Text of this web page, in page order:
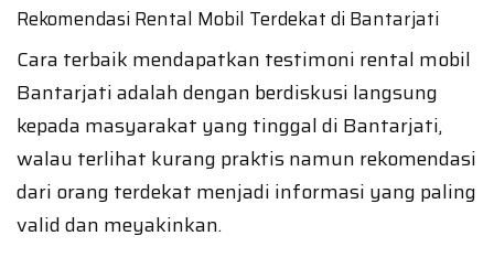
Rekomendasi Rental Mobil Terdekat di Bantarjati
Cara terbaik mendapatkan testimoni rental mobil
Bantarjati adalah dengan berdiskusi langsung
kepada masyarakat yang tinggal di Bantarjati,
walau terlihat kurang praktis namun rekomendasi
dari orang terdekat menjadi informasi yang paling
valid dan meyakinkan.